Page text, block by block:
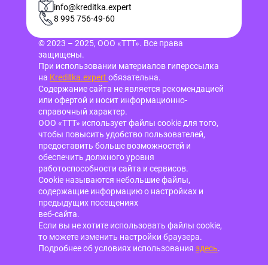
info@kreditka.expert
8 995 756-49-60
© 2023 – 2025, ООО «ТТТ». Все права
защищены.
При использовании материалов гиперссылка
на Kreditka.expert обязательна.
Содержание сайта не является рекомендацией
или офертой и носит информационно-
справочный характер.
ООО «ТТТ» использует файлы cookie для того,
чтобы повысить удобство пользователей,
предоставить больше возможностей и
обеспечить должного уровня
работоспособности сайта и сервисов.
Cookie называются небольшие файлы,
содержащие информацию о настройках и
предыдущих посещениях
веб-сайта.
Если вы не хотите использовать файлы cookie,
то можете изменить настройки браузера.
Подробнее об условиях использования здесь.